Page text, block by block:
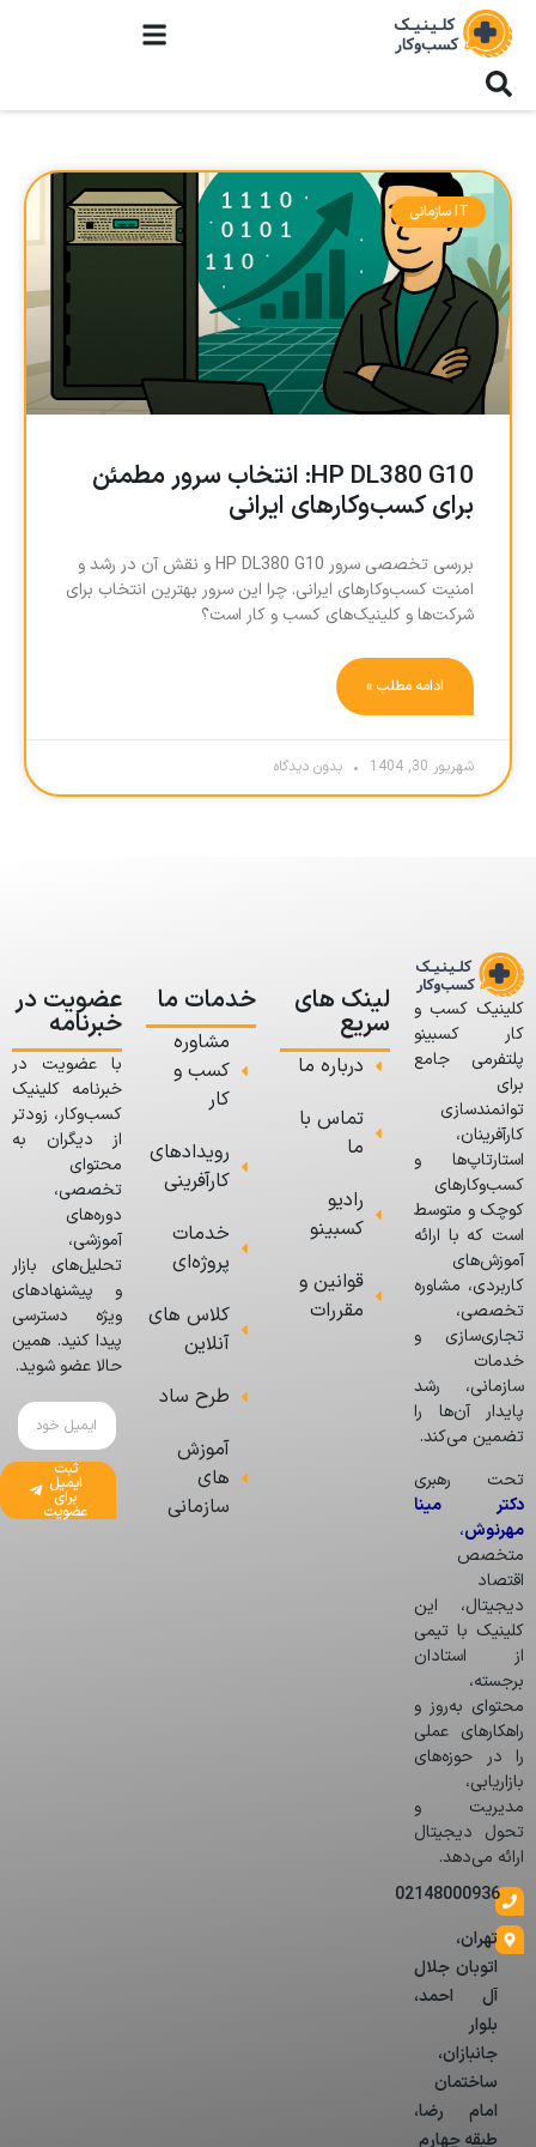
IT سازمانی
HP DL380 G10: انتخاب سرور مطمئن
برای کسب‌وکارهای ایرانی
بررسی تخصصی سرور HP DL380 G10 و نقش آن در رشد و
امنیت کسب‌وکارهای ایرانی. چرا این سرور بهترین انتخاب برای
شرکت‌ها و کلینیک‌های کسب و کار است؟
ادامه مطلب »
شهریور 30, 1404 بدون دیدگاه
کلینیک کسب و
کار کسبینو
پلتفرمی جامع
برای
توانمندسازی
کارآفرینان،
استارتاپ‌ها و
کسب‌وکارهای
کوچک و متوسط
است که با ارائه
آموزش‌های
کاربردی، مشاوره
تخصصی،
تجاری‌سازی و
خدمات
سازمانی، رشد
پایدار آن‌ها را
تضمین می‌کند.
تحت رهبری
دکتر مینا
مهرنوش،
متخصص
اقتصاد
دیجیتال، این
کلینیک با تیمی
از استادان
برجسته،
محتوای به‌روز و
راهکارهای عملی
را در حوزه‌های
بازاریابی،
مدیریت و
تحول دیجیتال
ارائه می‌دهد.
02148000936
تهران،
اتوبان جلال
آل احمد،
بلوار
جانبازان،
ساختمان
امام رضا،
طبقه چهارم
لینک های
سریع
درباره ما
تماس با
ما
رادیو
کسبینو
قوانین و
مقررات
خدمات ما
مشاوره
کسب و
کار
رویدادهای
کارآفرینی
خدمات
پروژه‌ای
کلاس های
آنلاین
طرح ساد
آموزش
های
سازمانی
عضویت در
خبرنامه
با عضویت در
خبرنامه کلینیک
کسب‌وکار، زودتر
از دیگران به
محتوای
تخصصی،
دوره‌های
آموزشی،
تحلیل‌های بازار
و پیشنهادهای
ویژه دسترسی
پیدا کنید. همین
حالا عضو شوید.
ثبت
ایمیل
برای
عضویت